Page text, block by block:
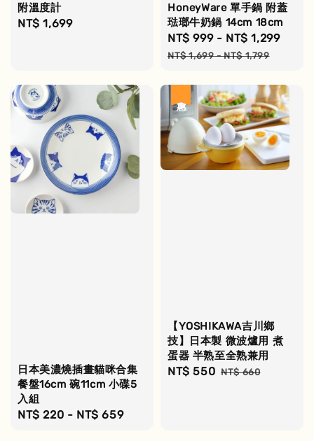
附溫度計
Regular
NT$ 1,699
HoneyWare 單手鍋 附蓋
琺瑯牛奶鍋 14cm 18cm
Sale
price
NT$ 999- NT$ 1,299
NT$ 1,699-NT$ 1,799
日本美濃燒插畫貓咪合集
餐盤16cm 碗11cm 小碟5
入組
Regular
NT$ 220 - NT$ 659
【YOSHIKAWA吉川鄉
技】日本製 微波爐用 煮
蛋器 半熟至全熟兼用
Sale
NT$ 550 Regular
NT$ 660